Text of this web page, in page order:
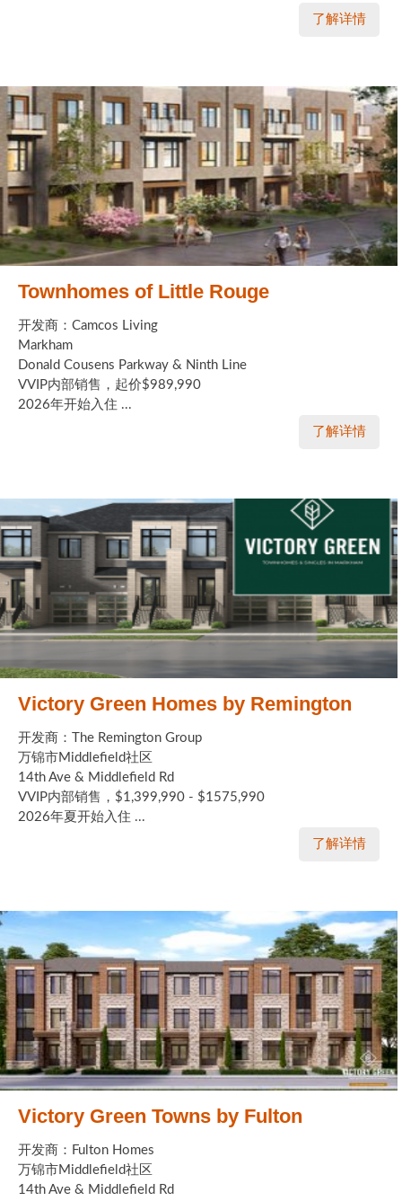
了解详情
Townhomes of Little Rouge
开发商：Camcos Living
Markham
Donald Cousens Parkway & Ninth Line
VVIP内部销售，起价$989,990
2026年开始入住 ...
了解详情
Victory Green Homes by Remington
开发商：The Remington Group
万锦市Middlefield社区
14th Ave & Middlefield Rd
VVIP内部销售，$1,399,990 - $1575,990
2026年夏开始入住 ...
了解详情
Victory Green Towns by Fulton
开发商：Fulton Homes
万锦市Middlefield社区
14th Ave & Middlefield Rd